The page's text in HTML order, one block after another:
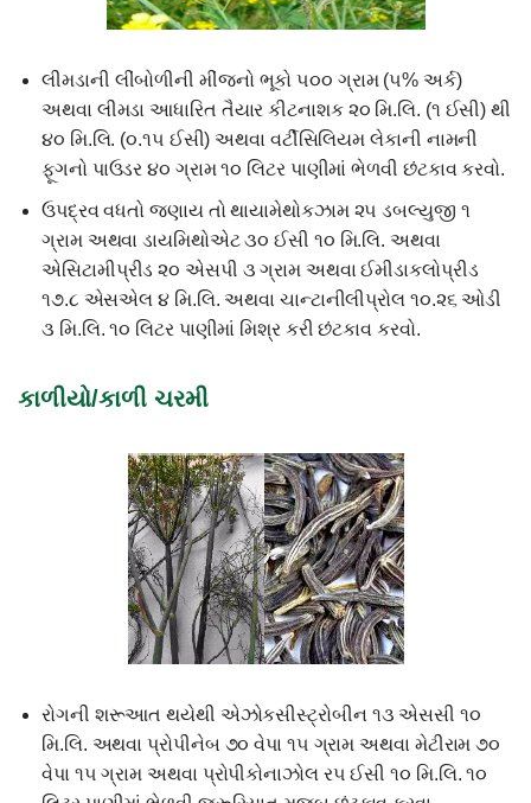
લીમડાની લીંબોળીની મીંજનો ભૂકો ૫૦૦ ગ્રામ (૫% અર્ક)
અથવા લીમડા આધારિત તૈયાર કીટનાશક ૨૦ મિ.લિ. (૧ ઈસી) થી
૪૦ મિ.લિ. (૦.૧૫ ઈસી) અથવા વર્ટીસિલિયમ લેકાની નામની
ફૂગનો પાઉડર ૪૦ ગ્રામ ૧૦ લિટર પાણીમાં ભેળવી છંટકાવ કરવો.
ઉપદ્રવ વધતો જણાય તો થાયામેથોકઝામ ૨૫ ડબલ્યુજી ૧
ગ્રામ અથવા ડાયમિથોએટ ૩૦ ઈસી ૧૦ મિ.લિ. અથવા
એસિટામીપ્રીડ ૨૦ એસપી ૩ ગ્રામ અથવા ઈમીડાકલોપ્રીડ
૧૭.૮ એસએલ ૪ મિ.લિ. અથવા ચાન્ટાનીલીપ્રોલ ૧૦.૨૬ ઓડી
૩ મિ.લિ. ૧૦ લિટર પાણીમાં મિશ્ર કરી છંટકાવ કરવો.
કાળીયો/કાળી ચરમી
રોગની શરૂઆત થયેથી એઝોકસીસ્ટ્રોબીન ૧૩ એસસી ૧૦
મિ.લિ. અથવા પ્રોપીનેબ ૭૦ વેપા ૧૫ ગ્રામ અથવા મેટીરામ ૭૦
વેપા ૧૫ ગ્રામ અથવા પ્રોપીકોનાઝોલ ર૫ ઈસી ૧૦ મિ.લિ. ૧૦